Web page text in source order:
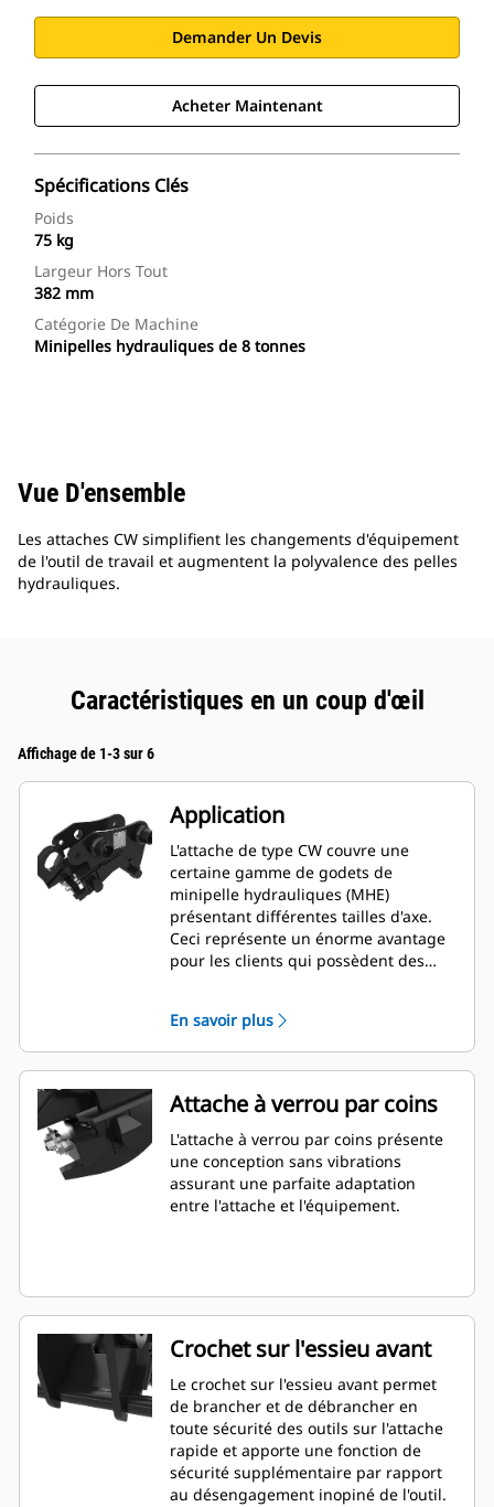
Demander Un Devis
Acheter Maintenant
Spécifications Clés
Poids
75 kg
Largeur Hors Tout
382 mm
Catégorie De Machine
Minipelles hydrauliques de 8 tonnes
Vue D'ensemble
Les attaches CW simplifient les changements d'équipement
de l'outil de travail et augmentent la polyvalence des pelles
hydrauliques.
Caractéristiques en un coup d'œil
Affichage de 1-3 sur 6
Application
L'attache de type CW couvre une
certaine gamme de godets de
minipelle hydrauliques (MHE)
présentant différentes tailles d'axe.
Ceci représente un énorme avantage
pour les clients qui possèdent des
d'une souplesse d'utilisation de godet
entre plusieurs machines.
En savoir plus
Attache à verrou par coins
L'attache à verrou par coins présente
une conception sans vibrations
assurant une parfaite adaptation
entre l'attache et l'équipement.
Crochet sur l'essieu avant
Le crochet sur l'essieu avant permet
de brancher et de débrancher en
toute sécurité des outils sur l'attache
rapide et apporte une fonction de
sécurité supplémentaire par rapport
au désengagement inopiné de l'outil.